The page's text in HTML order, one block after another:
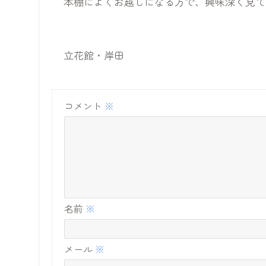
立花館・岸田
コメント ※
名前 ※
メール ※